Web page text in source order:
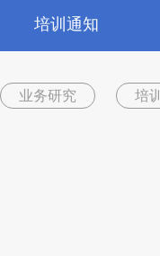
培训通知
业务研究 培训